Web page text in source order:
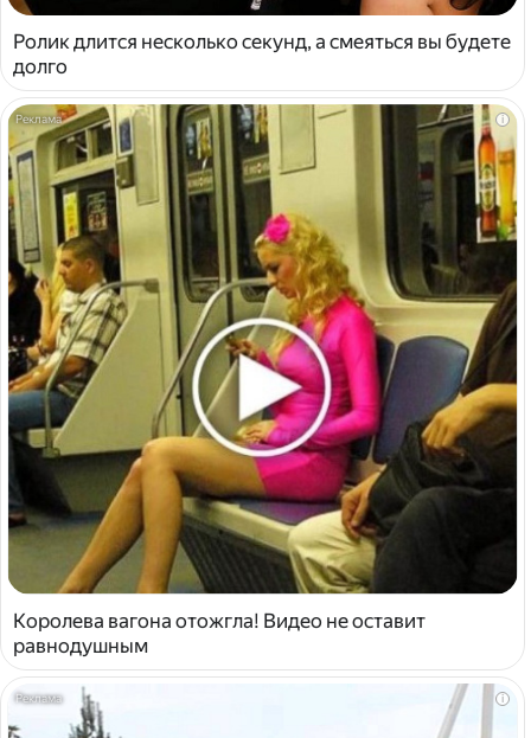
Ролик длится несколько секунд, а смеяться вы будете
долго
i
Королева вагона отожгла! Видео не оставит
равнодушным
i